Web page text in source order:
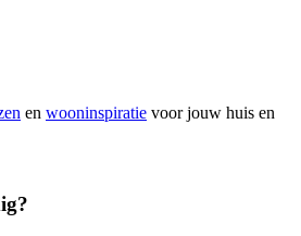
en wooninspiratie voor jouw huis en